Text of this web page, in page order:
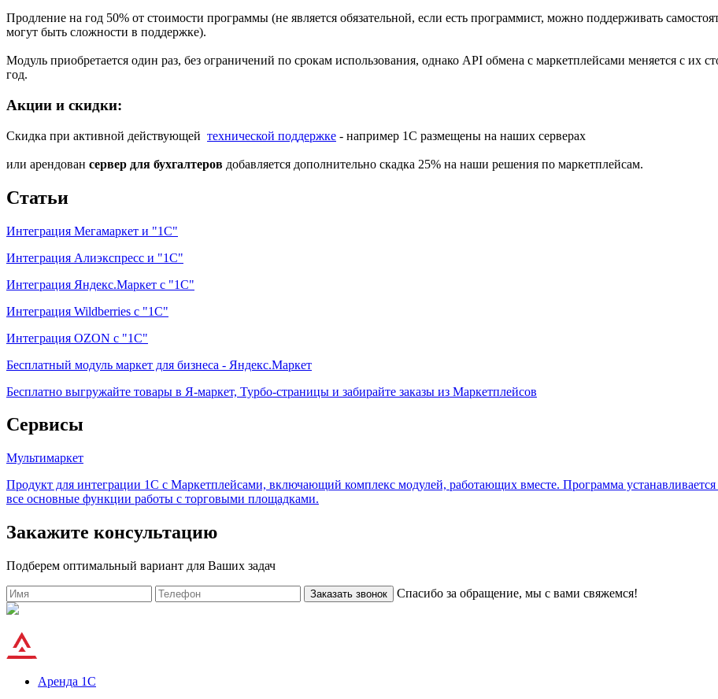
Продление на год 50% от стоимости программы (не является обязательной, если есть программист, можно поддерживать
могут быть сложности в поддержке).
Модуль приобретается один раз, без ограничений по срокам использования, однако API обмена с маркетплейсами меняется с их
год.
Акции и скидки:
Скидка при активной действующей технической поддержке - например 1С размещены на наших серверах
или арендован сервер для бухгалтеров добавляется дополнительно скадка 25% на наши решения по маркетплейсам.
Статьи
Интеграция Мегамаркет и "1С"
Интеграция Алиэкспресс и "1С"
Интеграция Яндекс.Маркет с "1С"
Интеграция Wildberries с "1С"
Интеграция OZON c "1С"
Бесплатный модуль маркет для бизнеса - Яндекс.Маркет
Бесплатно выгружайте товары в Я-маркет, Турбо-страницы и забирайте заказы из Маркетплейсов
Сервисы
Мультимаркет
Продукт для интеграции 1С с Маркетплейсами, включающий комплекс модулей, работающих вместе. Программа устанавливается
все основные функции работы с торговыми площадками.
Закажите консультацию
Подберем оптимальный вариант для Ваших задач
Заказать звонок Спасибо за обращение, мы с вами свяжемся!
Аренда 1С